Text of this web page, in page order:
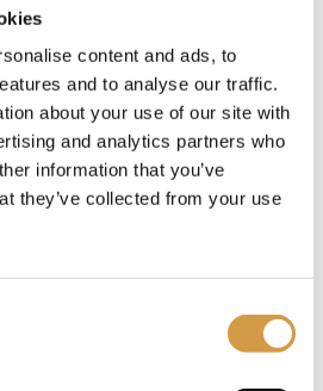
content and ads, to
and to analyse our traffic.
about your use of our site with
and analytics partners who
information that you’ve
they’ve collected from your use
de
en beyond
het hoogste gebouw ter
symboliseert de ambitie en